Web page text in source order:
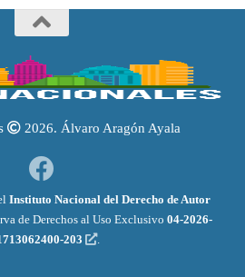
2026. Álvaro Aragón Ayala
Instituto Nacional del Derecho de Autor
de Derechos al Uso Exclusivo 04-2026-
203
.